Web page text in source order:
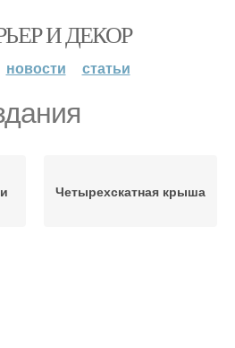
И ДЕКОР
новости статьи
Четырехскатная крыша